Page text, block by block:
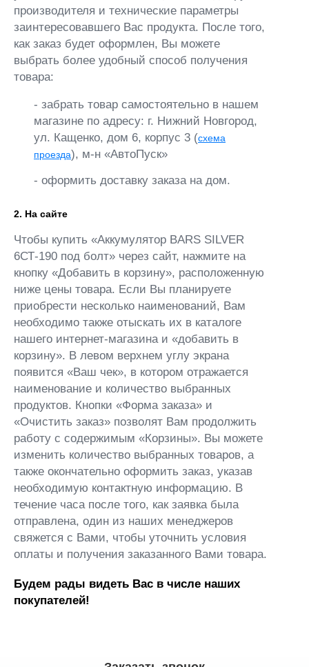
производителя и технические параметры
заинтересовавшего Вас продукта. После того,
как заказ будет оформлен, Вы можете
выбрать более удобный способ получения
товара:
- забрать товар самостоятельно в нашем
магазине по адресу: г. Нижний Новгород,
ул. Кащенко, дом 6, корпус 3 (схема
проезда), м-н «АвтоПуск»
- оформить доставку заказа на дом.
2. На сайте
Чтобы купить «Аккумулятор BARS SILVER
6СТ-190 под болт» через сайт, нажмите на
кнопку «Добавить в корзину», расположенную
ниже цены товара. Если Вы планируете
приобрести несколько наименований, Вам
необходимо также отыскать их в каталоге
нашего интернет-магазина и «добавить в
корзину». В левом верхнем углу экрана
появится «Ваш чек», в котором отражается
наименование и количество выбранных
продуктов. Кнопки «Форма заказа» и
«Очистить заказ» позволят Вам продолжить
работу с содержимым «Корзины». Вы можете
изменить количество выбранных товаров, а
также окончательно оформить заказ, указав
необходимую контактную информацию. В
течение часа после того, как заявка была
отправлена, один из наших менеджеров
свяжется с Вами, чтобы уточнить условия
оплаты и получения заказанного Вами товара.
Будем рады видеть Вас в числе наших
покупателей!